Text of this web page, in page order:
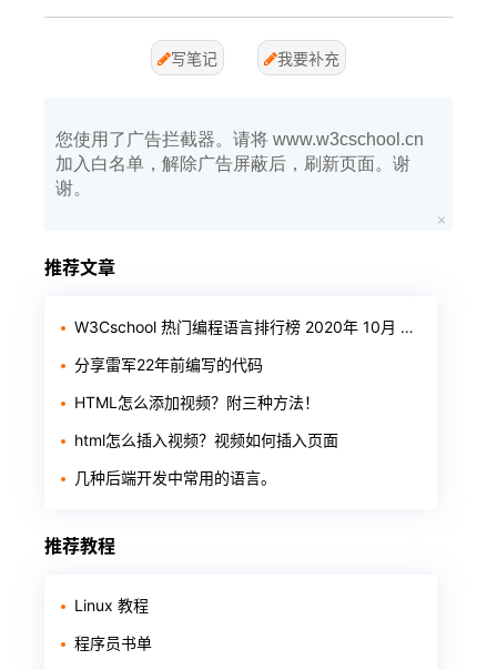
写笔记 我要补充
您使用了广告拦截器。请将 www.w3cschool.cn
加入白名单，解除广告屏蔽后，刷新页面。谢
谢。
推荐文章
W3Cschool 热门编程语言排行榜 2020年 10月 TOP10
分享雷军22年前编写的代码
HTML怎么添加视频？附三种方法！
html怎么插入视频？视频如何插入页面
几种后端开发中常用的语言。
推荐教程
Linux 教程
程序员书单